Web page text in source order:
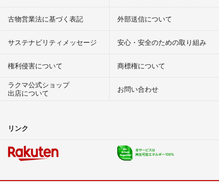
古物営業法に基づく表記 外部送信について
サステナビリティメッセージ 安心・安全のための取り組み
権利侵害について
商標権について
ラクマ公式ショップ
出店について
お問い合わせ
リンク